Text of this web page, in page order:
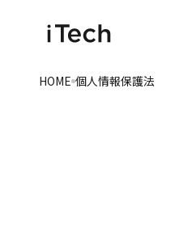
HOME 個人情報保護法